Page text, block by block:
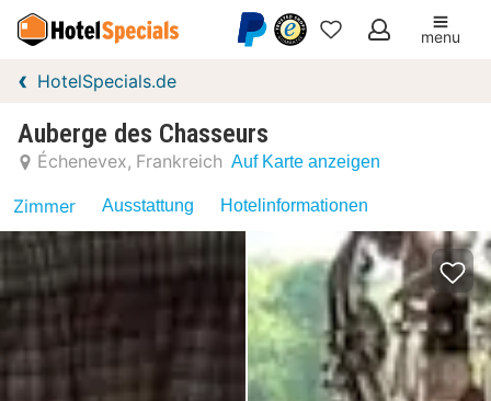
Meine
menu
HotelSpecials.de
Auberge des Chasseurs
Échenevex Frankreich Auf Karte anzeigen
Zimmer Ausstattung Hotelinformationen